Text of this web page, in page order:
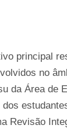
principal
no
da Área de
Revisão